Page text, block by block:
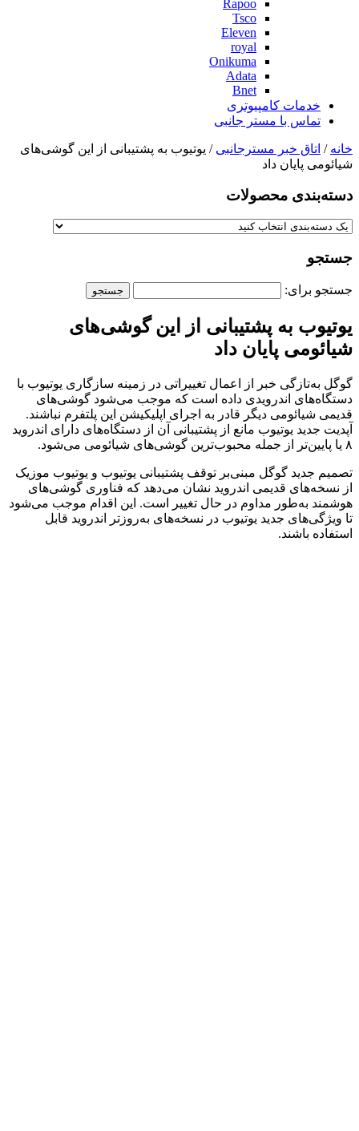
Rapoo
Tsco
Eleven
royal
Onikuma
Adata
Bnet
خدمات کامپیوتری
تماس با مستر جانبی
خانه / اتاق خبر مسترجانبی / یوتیوب به پشتیبانی از این گوشی‌های
شیائومی پایان داد
دسته‌بندی‌ محصولات
جستجو
جستجو برای:
یوتیوب به پشتیبانی از این گوشی‌های
شیائومی پایان داد
گوگل به‌تازگی خبر از اعمال تغییراتی در زمینه سازگاری یوتیوب با
دستگاه‌های اندرویدی داده است که موجب می‌شود گوشی‌های
قدیمی شیائومی دیگر قادر به اجرای اپلیکیشن این پلتفرم نباشند.
آپدیت جدید یوتیوب مانع از پشتیبانی آن از دستگاه‌های دارای اندروید
۸ یا پایین‌تر از جمله محبوب‌ترین گوشی‌های شیائومی می‌شود.
تصمیم جدید گوگل مبنی‌بر توقف پشتیبانی یوتیوب و یوتیوب موزیک
از نسخه‌های قدیمی اندروید نشان می‌دهد که فناوری گوشی‌های
هوشمند به‌طور مداوم در حال تغییر است. این اقدام موجب می‌شود
تا ویژگی‌های جدید یوتیوب در نسخه‌های به‌روزتر اندروید قابل
استفاده باشند.